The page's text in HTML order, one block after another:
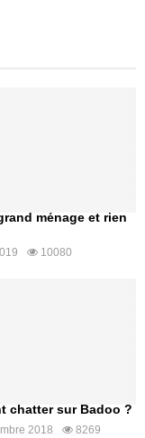
ménage et rien
10080
chatter sur Badoo ?
2018 8269